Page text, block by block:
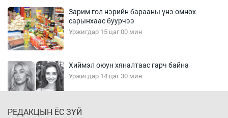
Зарим гол нэрийн барааны үнэ өмнөх
сарынхаас буурчээ
Уржигдар 15 цаг 00 мин
Хиймэл оюун хяналтаас гарч байна
Уржигдар 14 цаг 30 мин
РЕДАКЦЫН ЁС ЗҮЙ